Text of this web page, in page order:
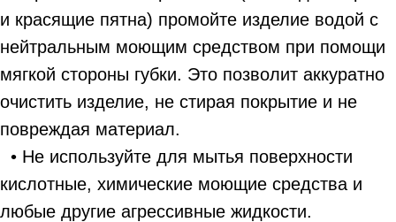
и красящие пятна) промойте изделие водой с
нейтральным моющим средством при помощи
мягкой стороны губки. Это позволит аккуратно
очистить изделие, не стирая покрытие и не
повреждая материал.
• Не используйте для мытья поверхности
кислотные, химические моющие средства и
любые другие агрессивные жидкости.